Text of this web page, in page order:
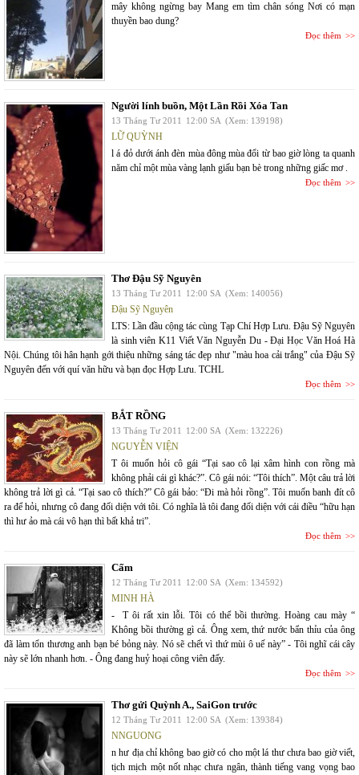
mây không ngừng bay Mang em tìm chân sóng Nơi có mạn
thuyền bao dung?
Đọc thêm
Người lính buồn, Một Lần Rồi Xóa Tan
13 Tháng Tư 2011 12:00 SA (Xem: 139198)
LỮ QUỲNH
l á đỏ dưới ánh đèn mùa đông mùa đổi từ bao giờ lòng ta quanh
năm chỉ một mùa vàng lạnh giấu bạn bè trong những giấc mơ .
Đọc thêm
Thơ Đậu Sỹ Nguyên
13 Tháng Tư 2011 12:00 SA (Xem: 140056)
Đậu Sỹ Nguyên
LTS: Lần đầu cộng tác cùng Tạp Chí Hợp Lưu. Đậu Sỹ Nguyên
là sinh viên K11 Viết Văn Nguyễn Du - Đại Học Văn Hoá Hà
Nội. Chúng tôi hân hạnh gới thiệu những sáng tác đẹp như "màu hoa cải trắng" của Đậu Sỹ
Nguyên đến với quí văn hữu và bạn đọc Hợp Lưu. TCHL
Đọc thêm
BẮT RỒNG
13 Tháng Tư 2011 12:00 SA (Xem: 132226)
NGUYỄN VIỆN
T ôi muốn hỏi cô gái “Tại sao cô lại xâm hình con rồng mà
không phải cái gì khác?”. Cô gái nói: “Tôi thích”. Một câu trả lời
không trả lời gì cả. “Tại sao cô thích?” Cô gái bảo: “Đi mà hỏi rồng”. Tôi muốn banh đít cô
ra để hỏi, nhưng cô đang đối diện với tôi. Có nghĩa là tôi đang đối diện với cái điều “hữu hạn
thì hư ảo mà cái vô hạn thì bất khả tri”.
Đọc thêm
Cấm
12 Tháng Tư 2011 12:00 SA (Xem: 134592)
MINH HÀ
- T ôi rất xin lỗi. Tôi có thể bồi thường. Hoàng cau mày “
Không bồi thường gì cả. Ông xem, thứ nước bẩn thỉu của ông
đã làm tổn thương anh bạn bé bỏng này. Nó sẽ chết vì thứ mùi ô uế này” - Tôi nghĩ cái cây
này sẽ lớn nhanh hơn. - Ông đang huỷ hoại công viên đấy.
Đọc thêm
Thơ gửi Quỳnh A., SaiGon trước
12 Tháng Tư 2011 12:00 SA (Xem: 139384)
NNGUONG
n hư địa chỉ không bao giờ có cho một lá thư chưa bao giờ viết,
tịch mịch một nốt nhạc chưa ngân, thành tiếng vang vọng bao